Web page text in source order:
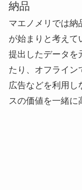
納品
マエノメリでは納
が始まりと考えて
提出したデータを
たり、オフライン
広告などを利用し
スの価値を一緒に